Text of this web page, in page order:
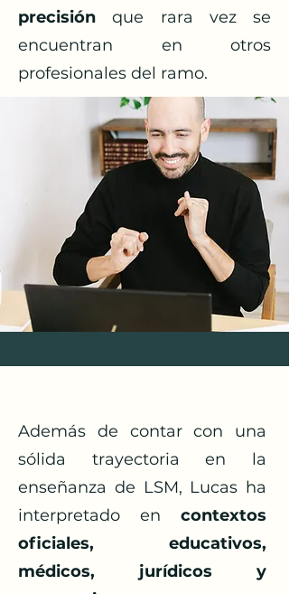
precisión que rara vez se
encuentran en otros
profesionales del ramo.
Además de contar con una
sólida trayectoria en la
enseñanza de LSM, Lucas ha
interpretado en contextos
oficiales, educativos,
médicos, jurídicos y